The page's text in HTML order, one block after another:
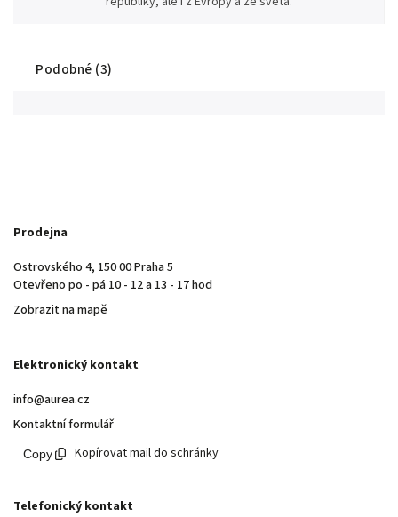
Podobné (3)
Prodejna
Ostrovského 4, 150 00 Praha 5
Otevřeno po - pá 10 - 12 a 13 - 17 hod
Zobrazit na mapě
Elektronický kontakt
info@aurea.cz
Kontaktní formulář
Kopírovat mail do schránky
Telefonický kontakt